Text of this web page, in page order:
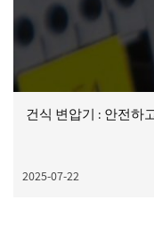
건식 변압기 : 안전하
2025-07-22